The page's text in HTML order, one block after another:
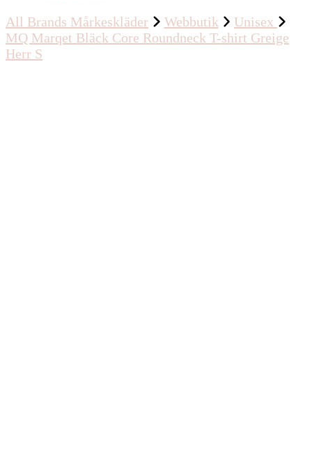
All Brands Mårkeskläder Webbutik
Unisex
MQ Marqet Bläck Core Roundneck T-shirt Greige
Herr S